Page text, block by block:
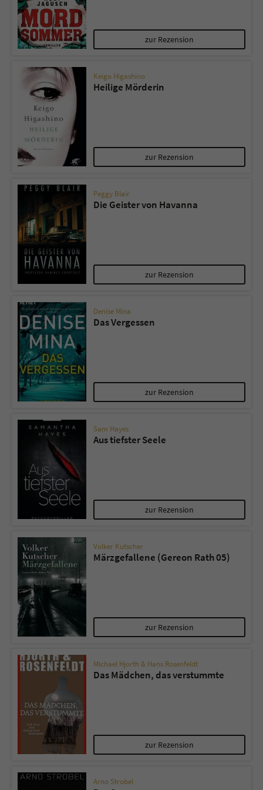
zur Rezension
Keigo Higashino
Heilige Mörderin
zur Rezension
Peggy Blair
Die Geister von Havanna
zur Rezension
Denise Mina
Das Vergessen
zur Rezension
Sam Hayes
Aus tiefster Seele
zur Rezension
Volker Kutscher
Märzgefallene (Gereon Rath 05)
zur Rezension
Michael Hjorth & Hans Rosenfeldt
Das Mädchen, das verstummte
zur Rezension
Arno Strobel
Name tx_pwcomments_ahash
Laufzeit 1 Jahr
Zweck
Name fe_typo_user
Session
Zweck
Dieses Cookie gewährleistet die
Kommunikation der Webseite mit dem
Sicherheitscode des Kontaktformulars zu